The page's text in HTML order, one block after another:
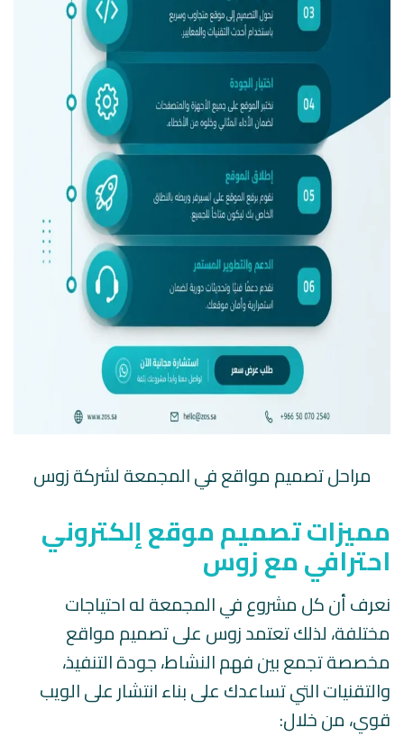
مراحل تصميم مواقع في المجمعة لشركة زوس
مميزات تصميم موقع إلكتروني
احترافي مع زوس
نعرف أن كل مشروع في المجمعة له احتياجات
مختلفة، لذلك تعتمد زوس على تصميم مواقع
مخصصة تجمع بين فهم النشاط، جودة التنفيذ،
والتقنيات التي تساعدك على بناء انتشار على الويب
قوي، من خلال: